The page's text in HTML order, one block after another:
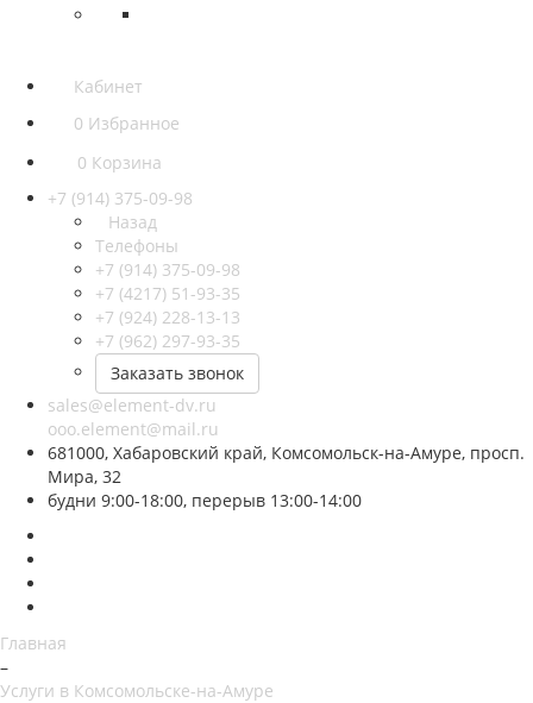
Кабинет
0 Избранное
0 Корзина
+7 (914) 375-09-98
Назад
Телефоны
+7 (914) 375-09-98
+7 (4217) 51-93-35
+7 (924) 228-13-13
+7 (962) 297-93-35
Заказать звонок
sales@element-dv.ru
ooo.element@mail.ru
681000, Хабаровский край, Комсомольск-на-Амуре, просп.
Мира, 32
будни 9:00-18:00, перерыв 13:00-14:00
Главная
–
Услуги в Комсомольске-на-Амуре